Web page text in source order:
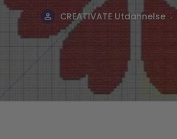
CREATIVATE Utdannelse .